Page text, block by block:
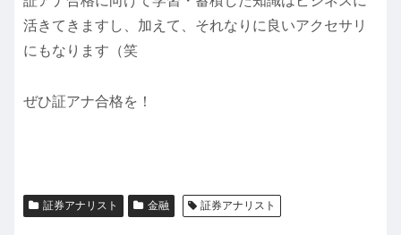
活きてきますし、加えて、それなりに良いアクセサリ
にもなります（笑
ぜひ証アナ合格を！
証券アナリスト 金融 証券アナリスト